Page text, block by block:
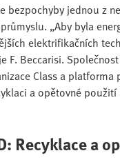
jednou z
„Aby byla
elektrifikačních
Beccarisi.
Class a
a opětovné
Recyklace a